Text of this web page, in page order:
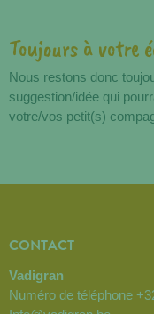
Toujours à votre
Nous restons donc
suggestion/idée qui
votre/vos petit(s)
CONTACT
Vadigran
Numéro de téléphone